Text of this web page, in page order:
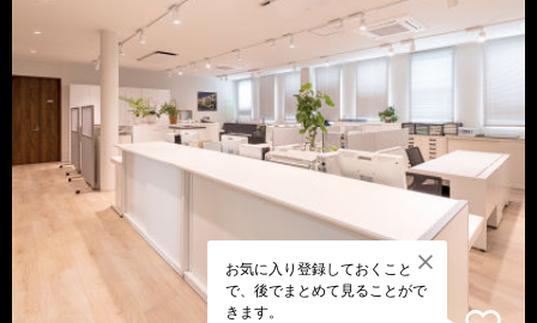
お気に入り登録しておくこと
で、後でまとめて見ることがで
きます。